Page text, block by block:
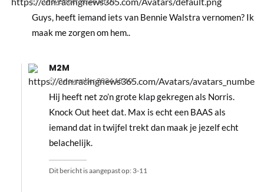
Guys, heeft iemand iets van Bennie Walstra vernomen? Ik
maak me zorgen om hem..
M2M
3 november 2024 18:10
Hij heeft net zo’n grote klap gekregen als Norris.
Knock Out heet dat. Max is echt een BAAS als
iemand dat in twijfel trekt dan maak je jezelf echt
belachelijk.
Dit bericht is aangepast op: 3-11